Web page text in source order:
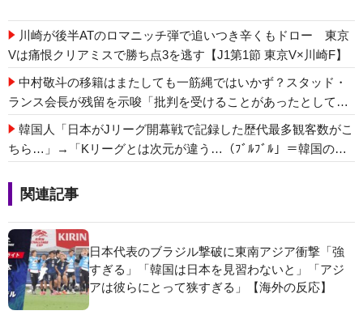
川崎が後半ATのロマニッチ弾で追いつき辛くもドロー 東京
Vは痛恨クリアミスで勝ち点3を逃す【J1第1節 東京V×川崎F】
中村敬斗の移籍はまたしても一筋縄ではいかず？スタッド・
ランス会長が残留を示唆「批判を受けることがあったとして
も」
韓国人「日本がJリーグ開幕戦で記録した歴代最多観客数がこ
ちら…」→「Kリーグとは次元が違う…（ﾌﾞﾙﾌﾞﾙ」＝韓国の反
関連記事
日本代表のブラジル撃破に東南アジア衝撃「強
すぎる」「韓国は日本を見習わないと」「アジ
アは彼らにとって狭すぎる」【海外の反応】